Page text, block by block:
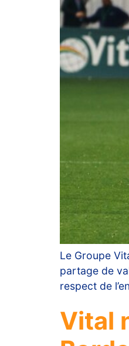
Le Groupe
partage de
respect de
Vital